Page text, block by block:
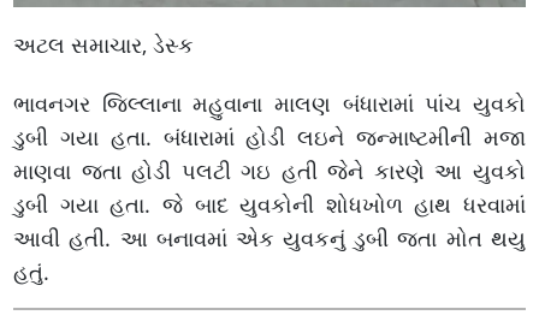
અટલ સમાચાર, ડેસ્ક
ભાવનગર જિલ્લાના મહુવાના માલણ બંધારામાં પાંચ યુવકો
ડુબી ગયા હતા. બંધારામાં હોડી લઇને જન્માષ્ટમીની મજા
માણવા જતા હોડી પલટી ગઇ હતી જેને કારણે આ યુવકો
ડુબી ગયા હતા. જે બાદ યુવકોની શોધખોળ હાથ ધરવામાં
આવી હતી. આ બનાવમાં એક યુવકનું ડુબી જતા મોત થયુ
હતું.